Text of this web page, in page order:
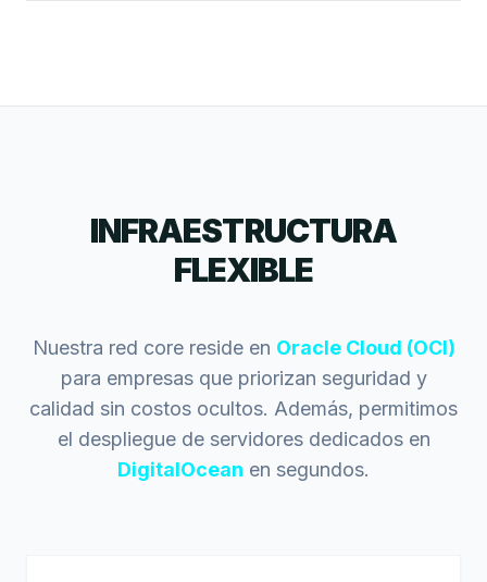
INFRAESTRUCTURA
FLEXIBLE
Nuestra red core reside en Oracle Cloud (OCI)
para empresas que priorizan seguridad y
calidad sin costos ocultos. Además, permitimos
el despliegue de servidores dedicados en
DigitalOcean en segundos.